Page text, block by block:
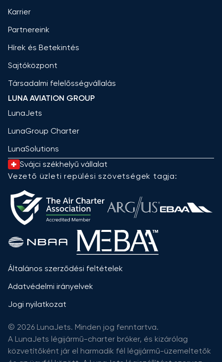
Karrier
Partnereink
Hírek és Betekintés
Sajtóközpont
Társadalmi felelősségvállalás
LUNA AVIATION GROUP
LunaJets
LunaGroup Charter
LunaSolutions
Svájci székhelyű vállalat
Vezető üzleti repülési szövetségek tagja:
Általános szerződési feltételek
Adatvédelmi irányelvek
Jogi nyilatkozat
© 2026 LunaJets. Minden jog fenntartva.
A LunaJets légijármű-charter bróker, és kizárólag
közvetítőként jár el harmadik fél légijármű-üzemeltetők